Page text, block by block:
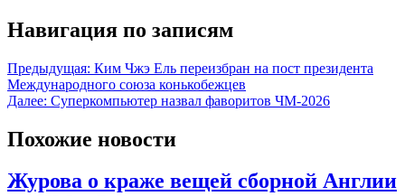
Навигация по записям
Предыдущая: Ким Чжэ Ель переизбран на пост президента
Международного союза конькобежцев
Далее: Суперкомпьютер назвал фаворитов ЧМ-2026
Похожие новости
Журова о краже вещей сборной Англии